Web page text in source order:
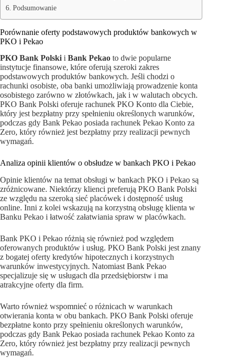
Podsumowanie
Porównanie oferty podstawowych produktów bankowych w
PKO i Pekao
PKO Bank Polskii Bank Pekao to dwie popularne
instytucje finansowe, które oferują szeroki zakres
podstawowych produktów bankowych. Jeśli chodzi o
rachunki osobiste, oba banki umożliwiają prowadzenie konta
osobistego zarówno w złotówkach, jak i w walutach obcych.
PKO Bank Polski oferuje rachunek PKO Konto dla Ciebie,
który jest bezpłatny przy spełnieniu określonych warunków,
podczas gdy Bank Pekao posiada rachunek Pekao Konto za
Zero, który również jest bezpłatny przy realizacji pewnych
wymagań.
Analiza opinii klientów o obsłudze w bankach PKO i Pekao
Opinie klientów na temat obsługi w bankach PKO i Pekao są
zróżnicowane. Niektórzy klienci preferują PKO Bank Polski
ze względu na szeroką sieć placówek i dostępność usług
online. Inni z kolei wskazują na korzystną obsługę klienta w
Banku Pekao i łatwość załatwiania spraw w placówkach.
Bank PKO i Pekao różnią się również pod względem
oferowanych produktów i usług. PKO Bank Polski jest znany
z bogatej oferty kredytów hipotecznych i korzystnych
warunków inwestycyjnych. Natomiast Bank Pekao
specjalizuje się w usługach dla przedsiębiorstw i ma
atrakcyjne oferty dla firm.
Warto również wspomnieć o różnicach w warunkach
otwierania konta w obu bankach. PKO Bank Polski oferuje
bezpłatne konto przy spełnieniu określonych warunków,
podczas gdy Bank Pekao posiada rachunek Pekao Konto za
Zero, który również jest bezpłatny przy realizacji pewnych
wymagań.